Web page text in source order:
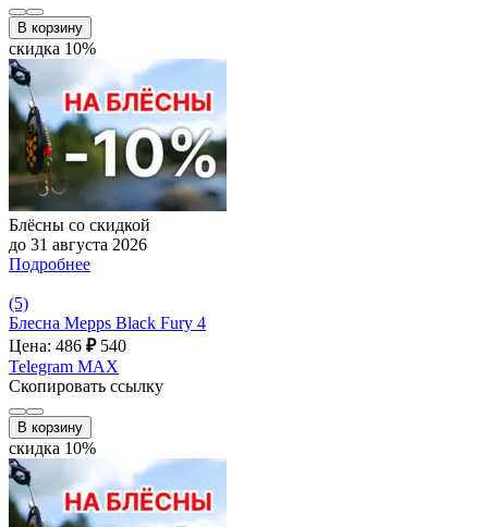
В корзину
скидка 10%
Блёсны со скидкой
до 31 августа 2026
Подробнее
(5)
Блесна Mepps Black Fury 4
Цена: 486 ₽ 540
Telegram MAX
Скопировать ссылку
В корзину
скидка 10%